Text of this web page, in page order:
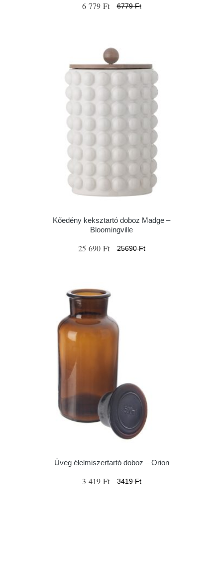
6 779 Ft 6779 Ft
Kőedény keksztartó doboz Madge –
Bloomingville
25 690 Ft 25690 Ft
Üveg élelmiszertartó doboz – Orion
3 419 Ft 3419 Ft